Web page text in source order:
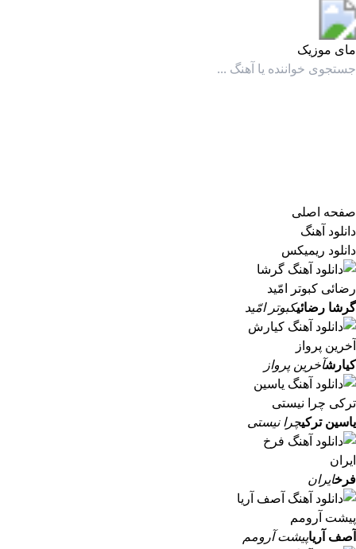
مای موزیک
صفحه اصلی
دانلود آهنگ
دانلود ریمیکس
گرشا رضائیکبوتر امّید
کیارشآخرین پرواز
یاسین ترکیچرا نیستی
فرخایران
آصف آریاپیشت آرومم